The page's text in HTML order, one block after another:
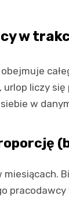
w
urlop liczy się
w
pracodawcy